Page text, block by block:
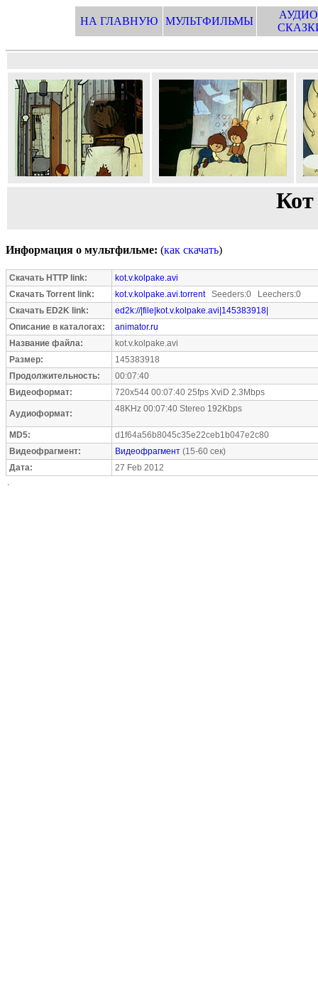
НА ГЛАВНУЮ МУЛЬТФИЛЬМЫ
Кот
Информация о мультфильме: (как скачать)
Скачать HTTP link:
kot.v.kolpake.avi
Скачать Torrent link:
kot.v.kolpake.avi.torrentSeeders:0 Leechers:0
Скачать ED2K link:
ed2k://|file|kot.v.kolpake.avi|145383918|
Описание в каталогах:
animator.ru
Название файла:
kot.v.kolpake.avi
Размер:
145383918
Продолжительность:
00:07:40
Видеоформат:
720x544 00:07:40 25fps XviD 2.3Mbps
Аудиоформат: 48KHz 00:07:40 Stereo 192Kbps
MD5:
d1f64a56b8045c35e22ceb1b047e2c80
Видеофрагмент:
Видеофрагмент (15-60 сек)
Дата:
27 Feb 2012